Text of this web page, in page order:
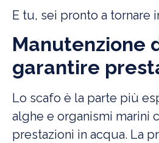
E tu, sei pronto a tornare
Manutenzione
garantire
Lo scafo è la parte più
alghe e organismi marini
prestazioni in acqua. La